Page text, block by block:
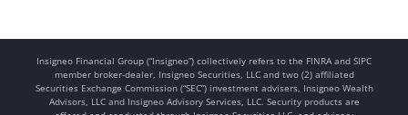
Insigneo Financial Group (“Insigneo”) collectively refers to the FINRA and SIPC
member broker-dealer, Insigneo Securities, LLC and two (2) affiliated
Securities Exchange Commission (“SEC”) investment advisers, Insigneo Wealth
Advisors, LLC and Insigneo Advisory Services, LLC. Security products are